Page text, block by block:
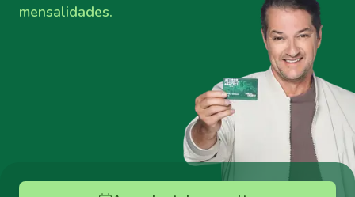
mensalidades.